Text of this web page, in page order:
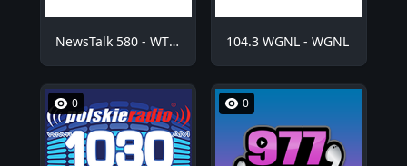
NewsTalk 580 - WTCM 104.3 WGNL - WGNL
0 0